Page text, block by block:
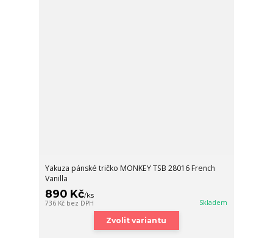
Yakuza pánské tričko MONKEY TSB 28016 French
Vanilla
890 Kč/ks
736 Kč bez DPH Skladem
Zvolit variantu